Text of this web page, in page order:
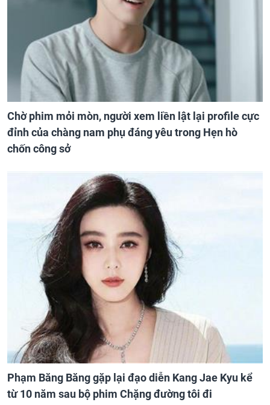
Chờ phim mỏi mòn, người xem liền lật lại profile cực
đỉnh của chàng nam phụ đáng yêu trong Hẹn hò
chốn công sở
Phạm Băng Băng gặp lại đạo diễn Kang Jae Kyu kể
từ 10 năm sau bộ phim Chặng đường tôi đi